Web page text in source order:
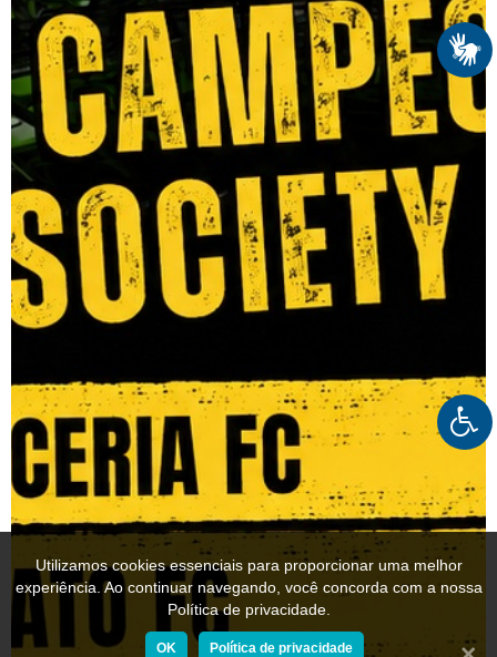
Utilizamos cookies essenciais para proporcionar uma melhor
experiência. Ao continuar navegando, você concorda com a nossa
Política de privacidade.
OK Política de privacidade Fechar